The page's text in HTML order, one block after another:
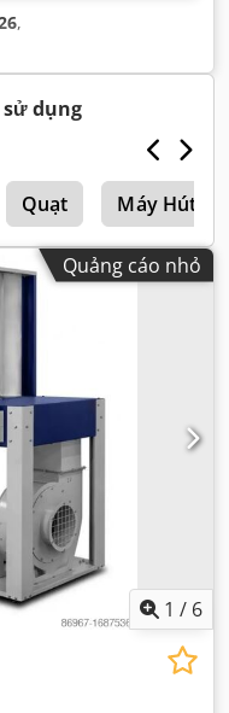
,
dụng
Quạt Máy Hút
Quảng cáo nhỏ
1 / 6